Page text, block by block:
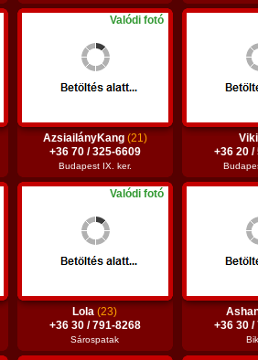
Valódi fotó
AzsiailányKang (21)
+36 70 / 325-6609
Budapest IX. ker.
+36 20 /
Valódi fotó
Lola(23)
+36 30 / 791-8268
Sárospatak
+36 30 /